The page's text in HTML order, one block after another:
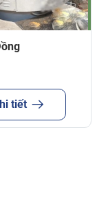
tiết